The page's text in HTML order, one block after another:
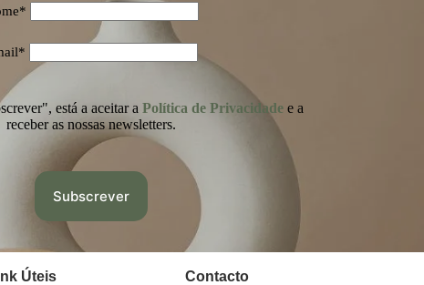
está a aceitar a Política de Privacidadee a
receber as nossas newsletters.
Úteis Contacto